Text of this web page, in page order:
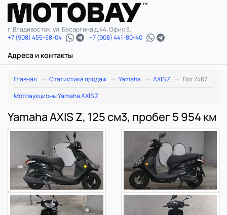
г. Владивосток, ул. Басаргина д.44. Офис 8.
+7 (908) 455-58-04
+7 (908) 441-80-40
Адреса и контакты
Главная Статистика продаж Yamaha AXIS Z
Лот 7467
Мотоаукционы Yamaha AXIS Z
Yamaha AXIS Z, 125 см3, пробег 5 954 км